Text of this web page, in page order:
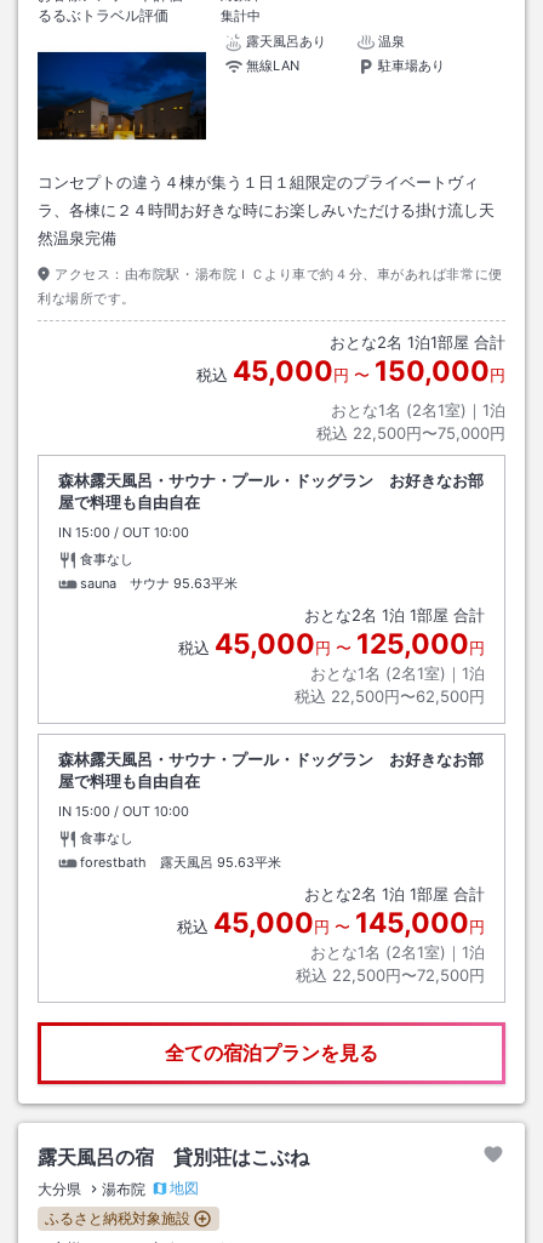
るるぶトラベル評価
集計中
露天風呂あり
温泉
無線LAN
駐車場あり
コンセプトの違う４棟が集う１日１組限定のプライベートヴィ
ラ、各棟に２４時間お好きな時にお楽しみいただける掛け流し天
然温泉完備
アクセス： 由布院駅・湯布院ＩＣより車で約４分、車があれば非常に便
利な場所です。
おとな2名 1泊1部屋 合計
税込 45,000円 〜 150,000円
おとな1名 (2名1室)｜ 1泊
税込 22,500円〜75,000円
森林露天風呂・サウナ・プール・ドッグラン お好きなお部
屋で料理も自由自在
IN チェックイン
15:00 / OUT チェックアウト
10:00
食事なし
sauna サウナ 95.63平米
おとな2名 1泊 1部屋 合計
税込 45,000円 〜 125,000円
おとな1名 (2名1室)｜ 1泊
税込 22,500円〜62,500円
森林露天風呂・サウナ・プール・ドッグラン お好きなお部
屋で料理も自由自在
IN チェックイン
15:00 / OUT チェックアウト
10:00
食事なし
forestbath 露天風呂 95.63平米
おとな2名 1泊 1部屋 合計
税込 45,000円 〜 145,000円
おとな1名 (2名1室)｜ 1泊
税込 22,500円〜72,500円
全ての宿泊プランを見る
露天風呂の宿 貸別荘はこぶね
大分県 湯布院
地図
ふるさと納税対象施設